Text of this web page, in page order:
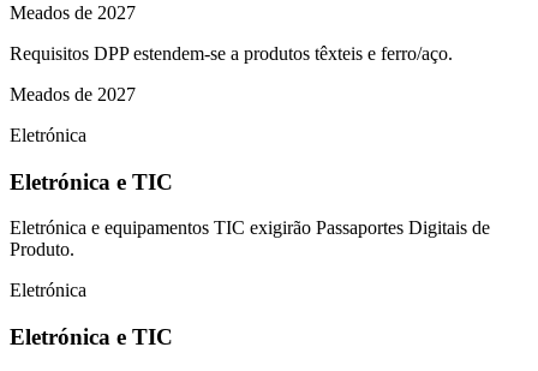
Meados de 2027
Requisitos DPP estendem-se a produtos têxteis e ferro/aço.
Meados de 2027
Eletrónica
Eletrónica e TIC
Eletrónica e equipamentos TIC exigirão Passaportes Digitais de
Produto.
Eletrónica
Eletrónica e TIC